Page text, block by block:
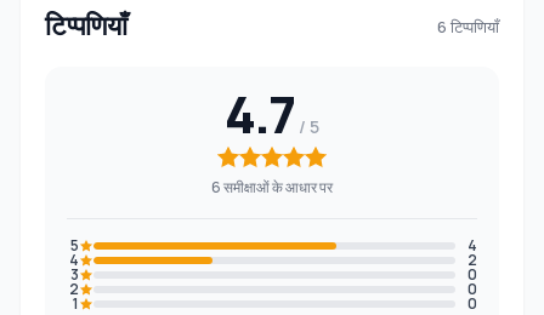
टिप्पणियाँ 6 टिप्पणियाँ
4.7
6 समीक्षाओं के आधार पर
5 4
4 2
3 0
2 0
1 0